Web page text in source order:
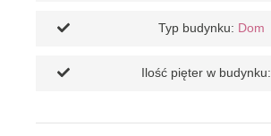
Typ budynku: Dom
Ilość pięter w budynku: